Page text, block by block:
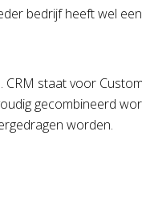
bedrijf heeft wel
staat voor
gecombineerd
worden.